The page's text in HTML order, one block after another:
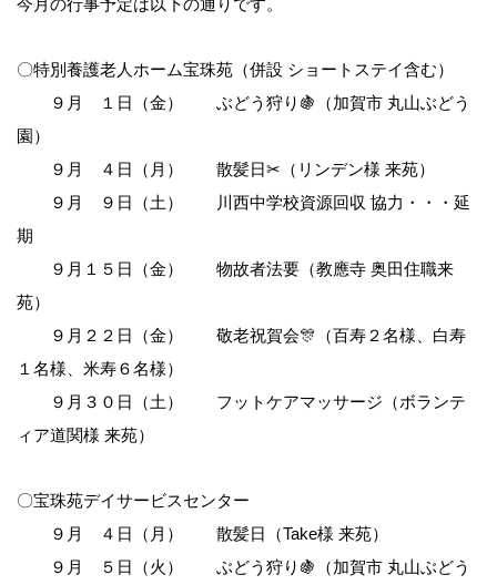
今月の行事予定は以下の通りです。
〇特別養護老人ホーム宝珠苑（併設 ショートステイ含む）
９月 １日（金） ぶどう狩り🍇（加賀市 丸山ぶどう
園）
９月 ４日（月） 散髪日✂（リンデン様 来苑）
９月 ９日（土） 川西中学校資源回収 協力・・・延
期
９月１５日（金） 物故者法要（教應寺 奥田住職来
苑）
９月２２日（金） 敬老祝賀会🎊（百寿２名様、白寿
１名様、米寿６名様）
９月３０日（土） フットケアマッサージ（ボランテ
ィア道関様 来苑）
〇宝珠苑デイサービスセンター
９月 ４日（月） 散髪日（Take様 来苑）
９月 ５日（火） ぶどう狩り🍇（加賀市 丸山ぶどう